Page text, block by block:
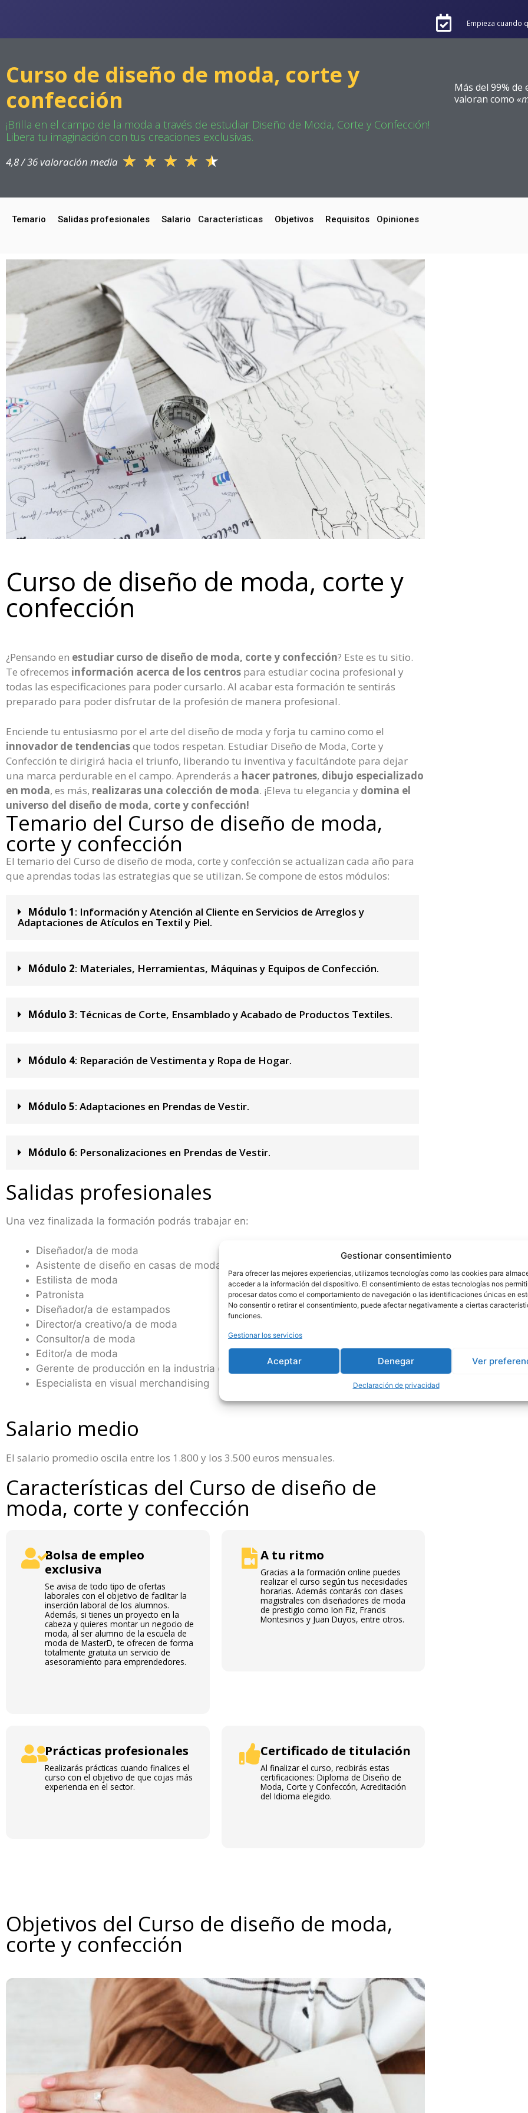
Gestionar consentimiento
Para ofrecer las mejores experiencias, utilizamos tecnologías como las cookies para
acceder a la información del dispositivo. El consentimiento de estas tecnologías nos
procesar datos como el comportamiento de navegación o las identificaciones únicas en
No consentir o retirar el consentimiento, puede afectar negativamente a ciertas
funciones.
Gestionar los servicios
Aceptar Denegar Ver
Declaración de privacidad
Empieza cuando
Curso de diseño de moda, corte y
confección
¡Brilla en el campo de la moda a través de estudiar Diseño de Moda, Corte y Confección!
Libera tu imaginación con tus creaciones exclusivas.
4,8 / 36 valoración media ★ ★ ★ ★ ★
Más del 99%
valoran como
Temario Salidas profesionales Salario Características Objetivos Requisitos Opiniones
Curso de diseño de moda, corte y
confección
¿Pensando en estudiar curso de diseño de moda, corte y confección? Este es tu sitio.
Te ofrecemos información acerca de los centros para estudiar cocina profesional y
todas las especificaciones para poder cursarlo. Al acabar esta formación te sentirás
preparado para poder disfrutar de la profesión de manera profesional.
Enciende tu entusiasmo por el arte del diseño de moda y forja tu camino como el
innovador de tendenciasque todos respetan. Estudiar Diseño de Moda, Corte y
Confección te dirigirá hacia el triunfo, liberando tu inventiva y facultándote para dejar
una marca perdurable en el campo. Aprenderás a hacer patrones, dibujo especializado
en moda, es más, realizaras una colección de moda. ¡Eleva tu elegancia y domina el
universo del diseño de moda, corte y confección!
Temario del Curso de diseño de moda,
corte y confección
El temario del Curso de diseño de moda, corte y confección se actualizan cada año para
que aprendas todas las estrategias que se utilizan. Se compone de estos módulos:
Módulo 1: Información y Atención al Cliente en Servicios de Arreglos y
Adaptaciones de Atículos en Textil y Piel.
Módulo 2: Materiales, Herramientas, Máquinas y Equipos de Confección.
Módulo 3: Técnicas de Corte, Ensamblado y Acabado de Productos Textiles.
Módulo 4: Reparación de Vestimenta y Ropa de Hogar.
Módulo 5: Adaptaciones en Prendas de Vestir.
Módulo 6: Personalizaciones en Prendas de Vestir.
Salidas profesionales
Una vez finalizada la formación podrás trabajar en:
Diseñador/a de moda
Asistente de diseño en casas de moda
Estilista de moda
Patronista
Diseñador/a de estampados
Director/a creativo/a de moda
Consultor/a de moda
Editor/a de moda
Gerente de producción en la industria de la moda
Especialista en visual merchandising
Salario medio
El salario promedio oscila entre los 1.800 y los 3.500 euros mensuales.
Características del Curso de diseño de
moda, corte y confección
Bolsa de empleo
exclusiva
Se avisa de todo tipo de ofertas
laborales con el objetivo de facilitar la
inserción laboral de los alumnos.
Además, si tienes un proyecto en la
cabeza y quieres montar un negocio de
moda, al ser alumno de la escuela de
moda de MasterD, te ofrecen de forma
totalmente gratuita un servicio de
asesoramiento para emprendedores.
A tu ritmo
Gracias a la formación online puedes
realizar el curso según tus necesidades
horarias. Además contarás con clases
magistrales con diseñadores de moda
de prestigio como Ion Fiz, Francis
Montesinos y Juan Duyos, entre otros.
Prácticas profesionales
Realizarás prácticas cuando finalices el
curso con el objetivo de que cojas más
experiencia en el sector.
Certificado de titulación
Al finalizar el curso, recibirás estas
certificaciones: Diploma de Diseño de
Moda, Corte y Confeccón, Acreditación
del Idioma elegido.
Objetivos del Curso de diseño de moda,
corte y confección